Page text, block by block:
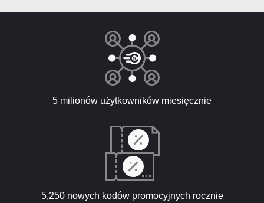
5 milionów użytkowników miesięcznie
5,250 nowych kodów promocyjnych rocznie